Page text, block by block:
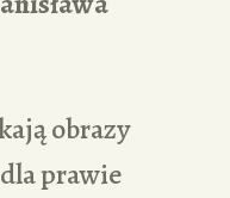
obrazy
prawie